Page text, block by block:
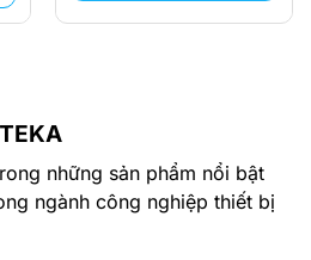
những sản phẩm nổi bật
ngành công nghiệp thiết bị